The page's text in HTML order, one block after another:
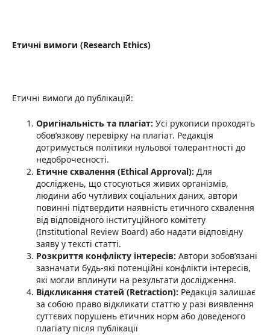
Етичні вимоги (Research Ethics)
Етичні вимоги до публікацій:
Оригінальність та плагіат: Усі рукописи проходять
обов’язкову перевірку на плагіат. Редакція
дотримується політики нульової толерантності до
недоброчесності.
Етичне схвалення (Ethical Approval): Для
досліджень, що стосуються живих організмів,
людини або чутливих соціальних даних, автори
повинні підтвердити наявність етичного схвалення
від відповідного інституційного комітету
(Institutional Review Board) або надати відповідну
заяву у тексті статті.
Розкриття конфлікту інтересів: Автори зобов’язані
зазначати будь-які потенційні конфлікти інтересів,
які могли вплинути на результати дослідження.
Відкликання статей (Retraction): Редакція залишає
за собою право відкликати статтю у разі виявлення
суттєвих порушень етичних норм або доведеного
плагіату після публікації